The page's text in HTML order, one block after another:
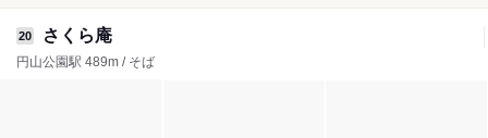
20 さくら庵
円山公園駅 489m / そば